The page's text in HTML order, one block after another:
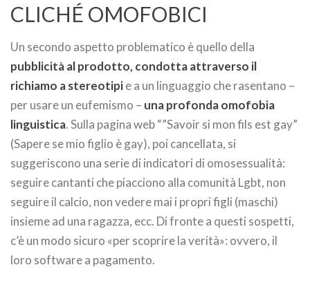
CLICHÉ OMOFOBICI
Un secondo aspetto problematico è quello della
pubblicità al prodotto, condotta attraverso il
richiamo a stereotipie a un linguaggio che rasentano –
per usare un eufemismo – una profonda omofobia
linguistica. Sulla pagina web “”Savoir si mon fils est gay”
(Sapere se mio figlio è gay), poi cancellata, si
suggeriscono una serie di indicatori di omosessualità:
seguire cantanti che piacciono alla comunità Lgbt, non
seguire il calcio, non vedere mai i propri figli (maschi)
insieme ad una ragazza, ecc. Di fronte a questi sospetti,
c’è un modo sicuro «per scoprire la verità»: ovvero, il
loro software a pagamento.